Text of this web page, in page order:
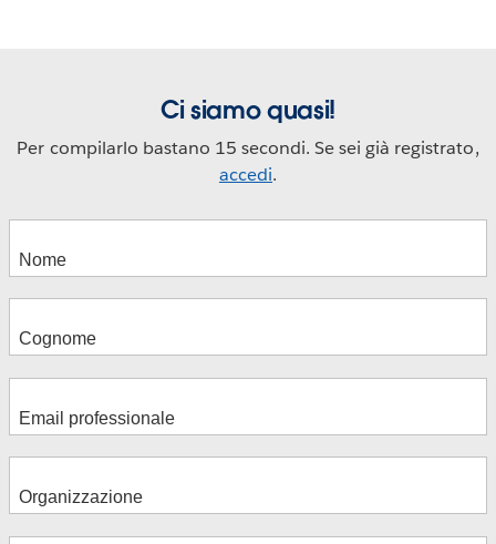
Ci siamo quasi!
Per compilarlo bastano 15 secondi. Se sei già registrato,
accedi.